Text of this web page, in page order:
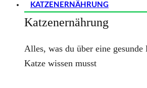
KATZENERNÄHRUNG
Katzenernährung
Alles, was du über eine gesunde
Katze wissen musst